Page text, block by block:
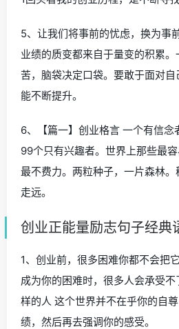
5、让我们将事前的忧虑，换为事
业绩的质变都来自于量变的积累
苦，脑袋决定口袋。要敢于面对
能不断提升。
6、【篇一】创业格言 一个有信
99个只有兴趣者。世界上那些最
最不费力。两粒种子，一片森林
走远。
创业正能量励志句子经典
1、创业前，很多困难你都不会把
成为你的困难时，很多人会承受
样的人 这个世界并不在乎你的自
绩，然后再去强调你的感受。